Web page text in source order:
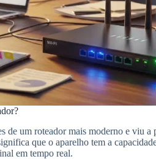
de um roteador mais moderno e viu
que o aparelho tem a
em tempo real.